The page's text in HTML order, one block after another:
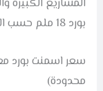
المشاريع الكبيرة
بورد 18 ملم حسب الجودة والعلامة التجارية وسماكة اللوح.
محدودة)